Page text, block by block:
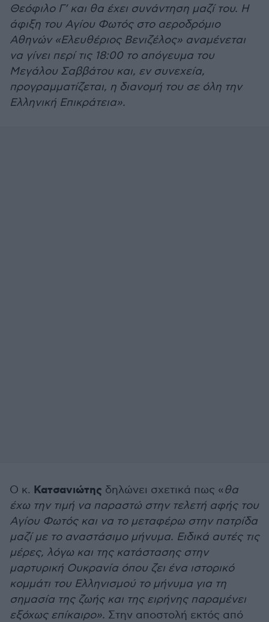
Θεόφιλο Γ’ και θα έχει συνάντηση μαζί του. Η
άφιξη του Αγίου Φωτός στο αεροδρόμιο
Αθηνών «Ελευθέριος Βενιζέλος» αναμένεται
να γίνει περί τις 18:00 το απόγευμα του
Μεγάλου Σαββάτου και, εν συνεχεία,
προγραμματίζεται, η διανομή του σε όλη την
Ελληνική Επικράτεια».
Ο κ. Κατσανιώτης δηλώνει σχετικά πως «θα
έχω την τιμή να παραστώ στην τελετή αφής του
Αγίου Φωτός και να το μεταφέρω στην πατρίδα
μαζί με το αναστάσιμο μήνυμα. Ειδικά αυτές τις
μέρες, λόγω και της κατάστασης στην
μαρτυρική Ουκρανία όπου ζει ένα ιστορικό
κομμάτι του Ελληνισμού το μήνυμα για τη
σημασία της ζωής και της ειρήνης παραμένει
εξόχως επίκαιρο». Στην αποστολή εκτός από